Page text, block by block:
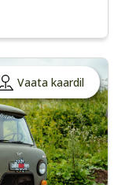
Vaata kaardil